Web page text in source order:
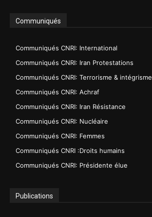
Communiqués
Communiqués CNRI: International
Communiqués CNRI: Iran Protestations
Communiqués CNRI: Terrorisme & intégrisme
Communiqués CNRI: Achraf
Communiqués CNRI: Iran Résistance
Communiqués CNRI: Nucléaire
Communiqués CNRI: Femmes
Communiqués CNRI :Droits humains
Communiqués CNRI: Présidente élue
Publications